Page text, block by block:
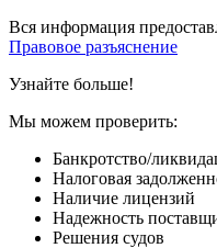
Вся информация
Правовое разъяснение
Узнайте больше!
Мы можем проверить:
Банкротство/
Налоговая
Наличие лицензий
Надежность
Решения судов